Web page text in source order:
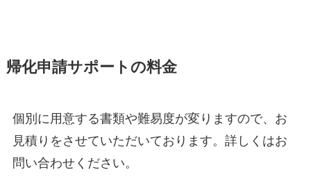
帰化申請サポートの料金
個別に用意する書類や難易度が変りますので、お
見積りをさせていただいております。詳しくはお
問い合わせください。